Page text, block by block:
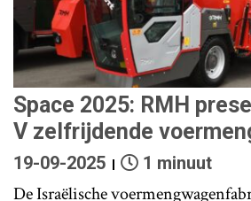
Space 2025: RMH
V zelfrijdende
19-09-2025 1 minuut
De Israëlische